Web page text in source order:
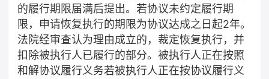
的履行期限届满后提出。若协议未约定履行期
限，申请恢复执行的期限为协议达成之日起2年。
法院经审查认为理由成立的，裁定恢复执行，并
扣除被执行人已履行的部分。被执行人正在按照
和解协议履行义务若被执行人正在按协议履行义